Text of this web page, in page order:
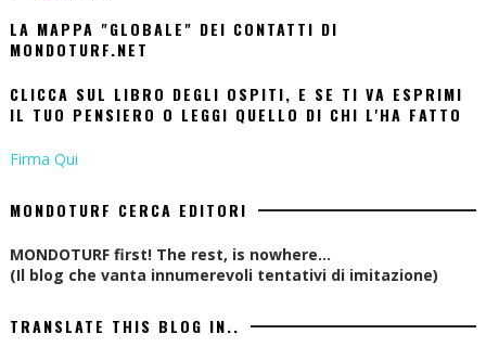
LA MAPPA "GLOBALE" DEI CONTATTI DI
MONDOTURF.NET
CLICCA SUL LIBRO DEGLI OSPITI, E SE TI VA ESPRIMI
IL TUO PENSIERO O LEGGI QUELLO DI CHI L'HA FATTO
Firma Qui
MONDOTURF CERCA EDITORI
MONDOTURF first! The rest, is nowhere...
(Il blog che vanta innumerevoli tentativi di imitazione)
TRANSLATE THIS BLOG IN..